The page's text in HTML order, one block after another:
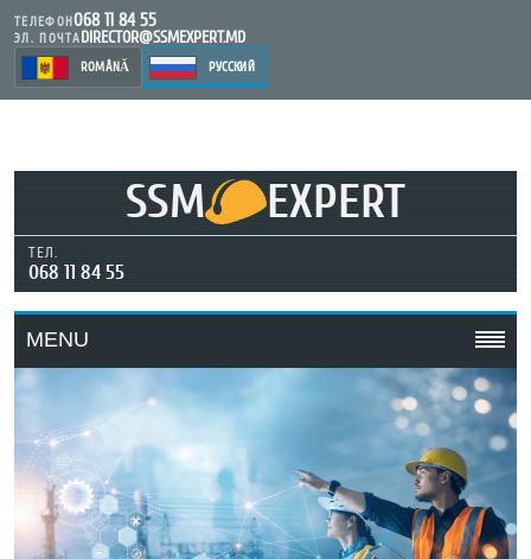
ТЕЛЕФОН068 11 84 55
ЭЛ. ПОЧТАDIRECTOR@SSMEXPERT.MD
ROMÂNĂ РУССКИЙ
SSM EXPERT
ТЕЛ.
068 11 84 55
MENU